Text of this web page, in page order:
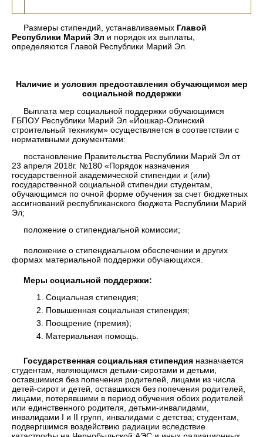
Размеры стипендий, устанавливаемых Главой
Республики Марий Эл и порядок их выплаты,
определяются Главой Республики Марий Эл.
Наличие и условия предоставления обучающимся мер
социальной поддержки
Выплата мер социальной поддержки обучающимся
ГБПОУ Республики Марий Эл «Йошкар-Олинский
строительный техникум» осуществляется в соответствии с
нормативными документами:
постановление Правительства Республики Марий Эл от
23 апреля 2018г. №180 «Порядок назначения
государственной академической стипендии и (или)
государственной социальной стипендии студентам,
обучающимся по очной форме обучения за счет бюджетных
ассигнований республиканского бюджета Республики Марий
Эл;
положение о стипендиальной комиссии;
положение о стипендиальном обеспечении и других
формах материальной поддержки обучающихся.
Меры социальной поддержки:
Социальная стипендия;
Повышенная социальная стипендия;
Поощрение (премия);
Материальная помощь.
Государственная социальная стипендия назначается
студентам, являющимся детьми-сиротами и детьми,
оставшимися без попечения родителей, лицами из числа
детей-сирот и детей, оставшихся без попечения родителей,
лицами, потерявшими в период обучения обоих родителей
или единственного родителя, детьми-инвалидами,
инвалидами I и II групп, инвалидами с детства; студентам,
подвергшимся воздействию радиации вследствие